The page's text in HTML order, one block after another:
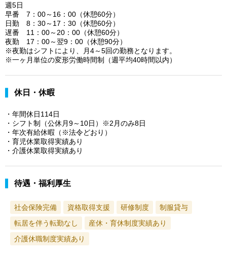
週5日
早番 7：00～16：00（休憩60分）
日勤 8：30～17：30（休憩60分）
遅番 11：00～20：00（休憩60分）
夜勤 17：00～翌9：00（休憩90分）
※夜勤はシフトにより、月4～5回の勤務となります。
※一ヶ月単位の変形労働時間制（週平均40時間以内）
休日・休暇
・年間休日114日
・シフト制（公休月9～10日）※2月のみ8日
・年次有給休暇（※法令どおり）
・育児休業取得実績あり
・介護休業取得実績あり
待遇・福利厚生
社会保険完備 資格取得支援 研修制度
制服貸与
転居を伴う転勤なし
産休・育休制度実績あり
介護休職制度実績あり